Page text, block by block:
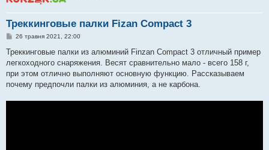
Треккинговые палки Fizan Compact 3
П
в
д
о
л
н
26 травня 2021, 22:00
Треккинговые палки из алюминий Finzan Compact 3 отличный пример
легкоходного снаряжения. Весят сравнительно мало - всего 158 г,
при этом отлично выполняют основную функцию. Рассказываем
почему предпочли палки из алюминия, а не карбона.